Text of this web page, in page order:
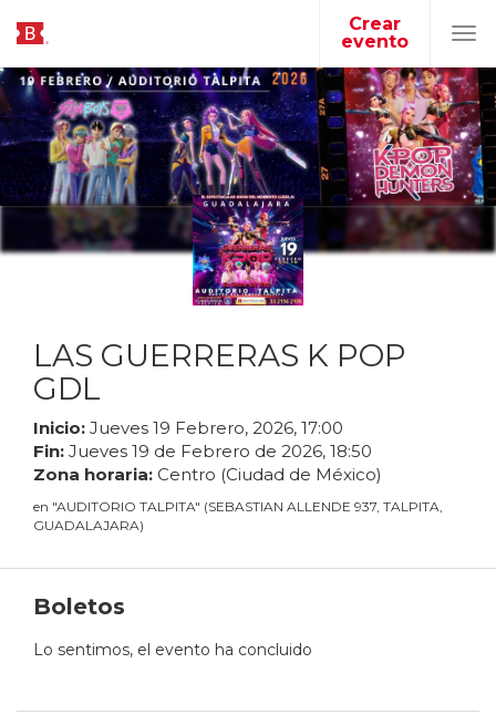
Crear
evento
LAS GUERRERAS K POP
GDL
Inicio: Jueves 19 Febrero, 2026, 17:00
Fin: Jueves 19 de Febrero de 2026, 18:50
Zona horaria: Centro (Ciudad de México)
en "AUDITORIO TALPITA" (SEBASTIAN ALLENDE 937, TALPITA,
GUADALAJARA)
Boletos
Lo sentimos, el evento ha concluido